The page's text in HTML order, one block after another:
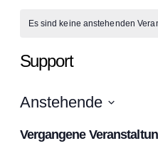
Es sind keine anstehenden
Support
Anstehende
wählen.
Vergangene